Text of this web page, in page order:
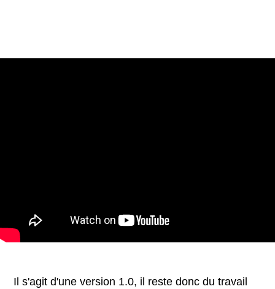
Il s'agit d'une version 1.0, il reste donc du travail